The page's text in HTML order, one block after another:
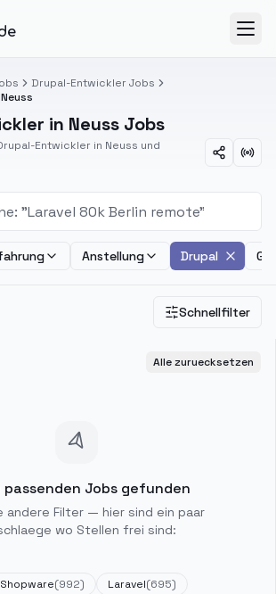
Drupal-Entwickler Jobs
in Neuss Jobs
Entwickler in Neuss und
Anstellung Drupal
Schnellfilter
Alle zuruecksetzen
passenden Jobs gefunden
andere Filter — hier sind ein paar
wo Stellen frei sind:
Shopware(992) Laravel(695)